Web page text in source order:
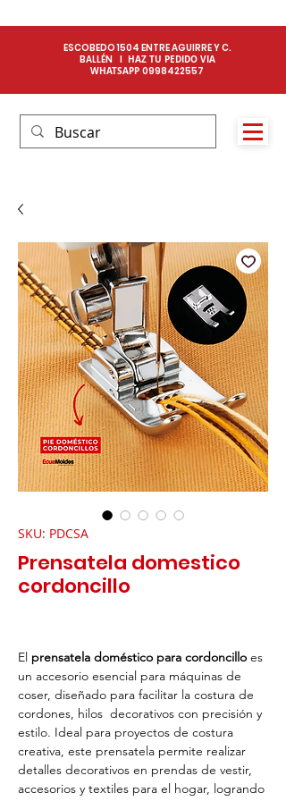
ESCOBEDO 1504 ENTRE AGUIRRE Y C.
BALLÉN I HAZ TU PEDIDO VIA
WHATSAPP 0998422557​
SKU: PDCSA
Prensatela domestico
cordoncillo
El prensatela doméstico para cordoncillo es
un accesorio esencial para máquinas de
coser, diseñado para facilitar la costura de
cordones, hilos decorativos con precisión y
estilo. Ideal para proyectos de costura
creativa, este prensatela permite realizar
detalles decorativos en prendas de vestir,
accesorios y textiles para el hogar, logrando